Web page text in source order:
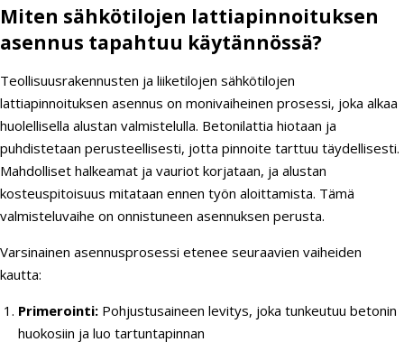
Miten sähkötilojen lattiapinnoituksen
asennus tapahtuu käytännössä?
Teollisuusrakennusten ja liiketilojen sähkötilojen
lattiapinnoituksen asennus on monivaiheinen prosessi, joka alkaa
huolellisella alustan valmistelulla. Betonilattia hiotaan ja
puhdistetaan perusteellisesti, jotta pinnoite tarttuu täydellisesti.
Mahdolliset halkeamat ja vauriot korjataan, ja alustan
kosteuspitoisuus mitataan ennen työn aloittamista. Tämä
valmisteluvaihe on onnistuneen asennuksen perusta.
Varsinainen asennusprosessi etenee seuraavien vaiheiden
kautta:
Primerointi: Pohjustusaineen levitys, joka tunkeutuu betonin
huokosiin ja luo tartuntapinnan